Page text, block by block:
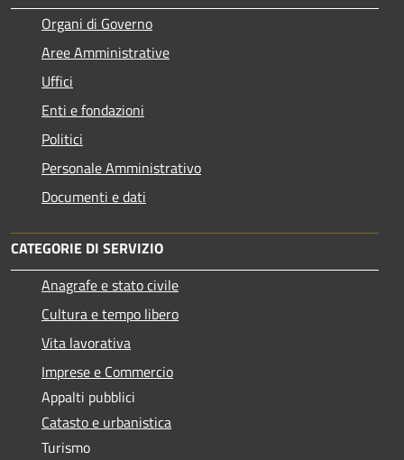
Organi di Governo
Aree Amministrative
Uffici
Enti e fondazioni
Politici
Personale Amministrativo
Documenti e dati
CATEGORIE DI SERVIZIO
Anagrafe e stato civile
Cultura e tempo libero
Vita lavorativa
Imprese e Commercio
Appalti pubblici
Catasto e urbanistica
Turismo